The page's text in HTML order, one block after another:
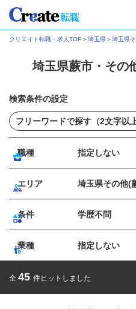
クリエイト転職・求人TOP ＞埼玉県＞埼玉県
埼玉県蕨市・その
検索条件の設定
職種 指定しない
エリア 埼玉県その他(
条件 学歴不問
業種 指定しない
全 45 件ヒットしました